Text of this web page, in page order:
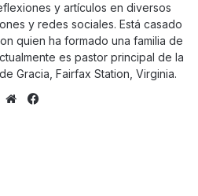
y artículos en diversos
y redes sociales. Está casado
quien ha formado una familia de
es pastor principal de la
Gracia, Fairfax Station, Virginia.
Sitio